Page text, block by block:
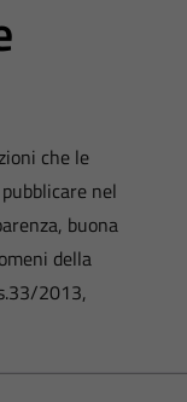
che le
nel
buona
della
2013,